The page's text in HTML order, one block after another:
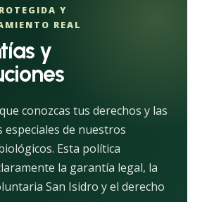
Y
REAL
y
conozcas tus derechos y las
especiales de nuestros
Esta política
la garantía legal, la
San Isidro y el derecho